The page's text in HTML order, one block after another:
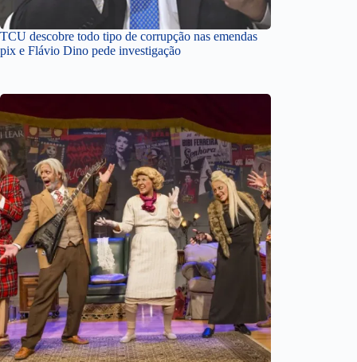
TCU descobre todo tipo de corrupção nas emendas
pix e Flávio Dino pede investigação